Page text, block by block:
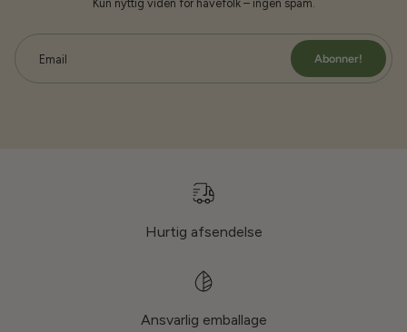
Kun nyttig viden for havefolk – ingen spam.
Email Abonner!
Hurtig afsendelse
Ansvarlig emballage